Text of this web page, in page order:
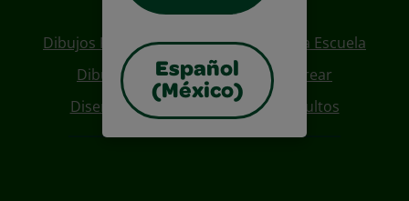
Español
(México)
Also of Interest
Dibujos Para Colorear De Regreso A La Escuela
Dibujos De Personajes Para Colorear
Diseños Para Coloreables Para Adultos